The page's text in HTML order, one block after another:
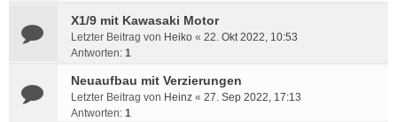
X1/9 mit Kawasaki Motor
Letzter Beitrag von Heiko « 22. Okt 2022, 10:53
Antworten: 1
Neuaufbau mit Verzierungen
Letzter Beitrag von Heinz « 27. Sep 2022, 17:13
Antworten: 1